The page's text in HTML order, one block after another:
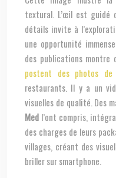
textural. L’œil est guidé
détails invite à
une opportunité
des publications montre
postent des photos de
restaurants. Il y a un
visuelles de qualité. Des
Med l’ont compris,
des charges de leurs
villages, créant des
briller sur smartphone.